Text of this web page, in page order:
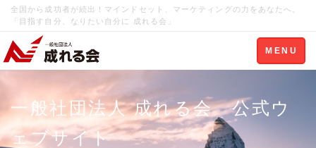
全国から成功者が続出！マインドセット、マーケティングの力をあなたへ。
「目指す自分、なりたい自分に 成れる会」
Toggle
navigation
MENU
一般社団法人 成れる会 公式ウ
ェブサイト